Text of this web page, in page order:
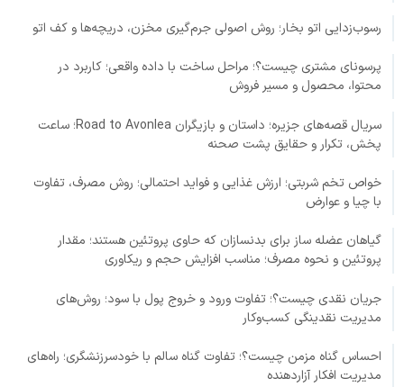
رسوب‌زدایی اتو بخار؛ روش اصولی جرم‌گیری مخزن، دریچه‌ها و کف اتو
پرسونای مشتری چیست؟؛ مراحل ساخت با داده واقعی؛ کاربرد در
محتوا، محصول و مسیر فروش
سریال قصه‌های جزیره؛ داستان و بازیگران Road to Avonlea؛ ساعت
پخش، تکرار و حقایق پشت صحنه
خواص تخم شربتی؛ ارزش غذایی و فواید احتمالی؛ روش مصرف، تفاوت
با چیا و عوارض
گیاهان عضله ساز برای بدنسازان که حاوی پروتئین هستند؛ مقدار
پروتئین و نحوه مصرف؛ مناسب افزایش حجم و ریکاوری
جریان نقدی چیست؟؛ تفاوت ورود و خروج پول با سود؛ روش‌های
مدیریت نقدینگی کسب‌وکار
احساس گناه مزمن چیست؟؛ تفاوت گناه سالم با خودسرزنشگری؛ راه‌های
مدیریت افکار آزاردهنده